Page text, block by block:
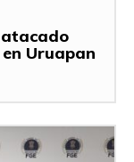
Uruapan